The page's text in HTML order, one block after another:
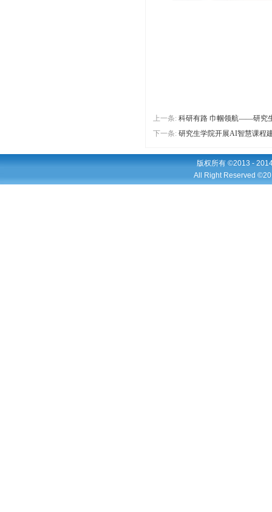
上一条: 科研有路 巾帼领航——研究
下一条: 研究生学院开展AI智慧课程
版权所有 ©2013 -
All Right Reserved